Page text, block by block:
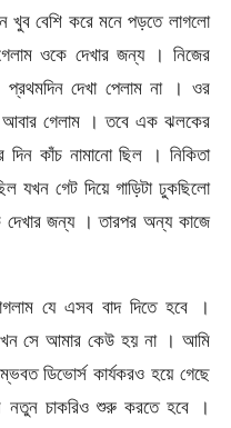
খুব বেশি করে মনে পড়তে লাগলো
ওকে দেখার জন্য । নিজের
দেখা পেলাম না । ওর
আবার গেলাম । তবে এক ঝলকের
কাঁচ নামানো ছিল । নিকিতা
যখন গেট দিয়ে গাড়িটা ঢুকছিলো
দেখার জন্য । তারপর অন্য কাজে
যে এসব বাদ দিতে হবে ।
সে আমার কেউ হয় না । আমি
ডিভোর্স কার্যকরও হয়ে গেছে
চাকরিও শুরু করতে হবে ।